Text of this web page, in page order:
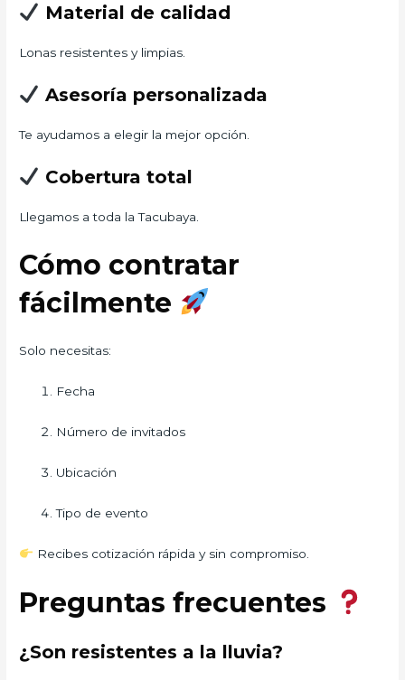
Material de calidad
Lonas resistentes y limpias.
Asesoría personalizada
Te ayudamos a elegir la mejor opción.
Cobertura total
Llegamos a toda la Tacubaya.
Cómo contratar
fácilmente
Solo necesitas:
Fecha
Número de invitados
Ubicación
Tipo de evento
Recibes cotización rápida y sin compromiso.
Preguntas frecuentes
¿Son resistentes a la lluvia?